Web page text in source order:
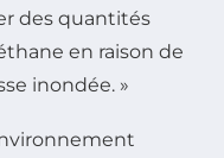
des quantités
en raison de
inondée. »